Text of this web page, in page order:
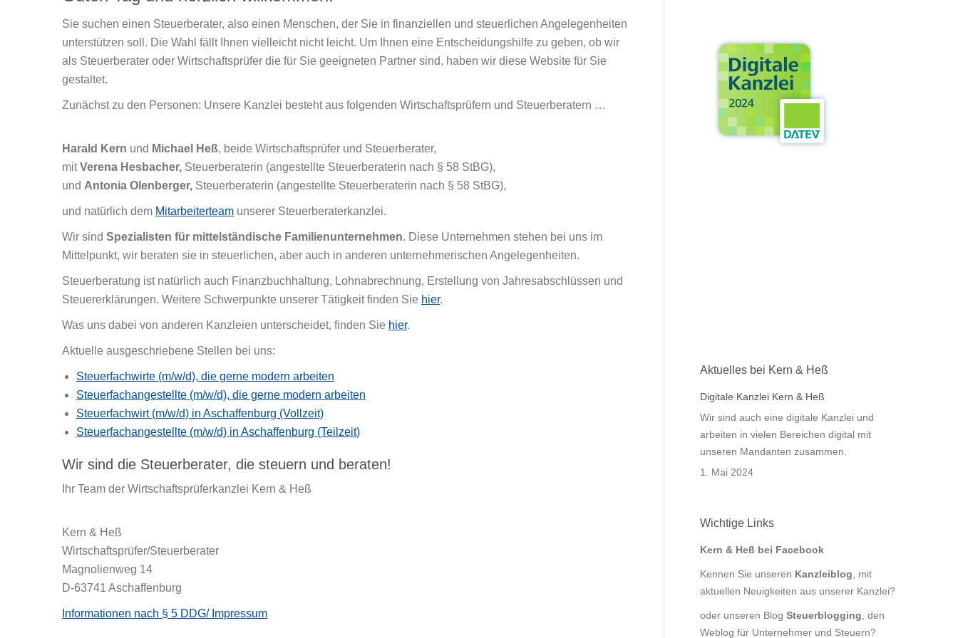
Sie suchen einen Steuerberater, also einen Menschen, der Sie in finanziellen und steuerlichen Angelegenheiten
unterstützen soll. Die Wahl fällt Ihnen vielleicht nicht leicht. Um Ihnen eine Entscheidungshilfe zu geben, ob wir
als Steuerberater oder Wirtschaftsprüfer die für Sie geeigneten Partner sind, haben wir diese Website für Sie
gestaltet.
Zunächst zu den Personen: Unsere Kanzlei besteht aus folgenden Wirtschaftsprüfern und Steuerberatern …
Harald Kern und Michael Heß, beide Wirtschaftsprüfer und Steuerberater,
mitVerena Hesbacher, Steuerberaterin (angestellte Steuerberaterin nach § 58 StBG),
und Antonia Olenberger, Steuerberaterin (angestellte Steuerberaterin nach § 58 StBG),
und natürlich dem Mitarbeiterteam unserer Steuerberaterkanzlei.
Wir sind Spezialisten für mittelständische Familienunternehmen. Diese Unternehmen stehen bei uns im
Mittelpunkt, wir beraten sie in steuerlichen, aber auch in anderen unternehmerischen Angelegenheiten.
Steuerberatung ist natürlich auch Finanzbuchhaltung, Lohnabrechnung, Erstellung von Jahresabschlüssen und
Steuererklärungen. Weitere Schwerpunkte unserer Tätigkeit finden Sie hier.
Was uns dabei von anderen Kanzleien unterscheidet, finden Sie hier.
Aktuelle ausgeschriebene Stellen bei uns:
Steuerfachwirte (m/w/d), die gerne modern arbeiten
Steuerfachangestellte (m/w/d), die gerne modern arbeiten
Steuerfachwirt (m/w/d) in Aschaffenburg (Vollzeit)
Steuerfachangestellte (m/w/d) in Aschaffenburg (Teilzeit)
Wir sind die Steuerberater, die steuern und beraten!
Ihr Team der Wirtschaftsprüferkanzlei Kern & Heß
Kern & Heß
Wirtschaftsprüfer/Steuerberater
Magnolienweg 14
D-63741 Aschaffenburg
Informationen nach § 5 DDG/ Impressum
Aktuelles bei Kern & Heß
Digitale Kanzlei Kern & Heß
Wir sind auch eine digitale Kanzlei und
arbeiten in vielen Bereichen digital mit
unseren Mandanten zusammen.
1. Mai 2024
Wichtige Links
Kern & Heß bei Facebook
Kennen Sie unseren Kanzleiblog , mit
aktuellen Neuigkeiten aus unserer Kanzlei?
oder unseren Blog Steuerblogging , den
Weblog für Unternehmer und Steuern?